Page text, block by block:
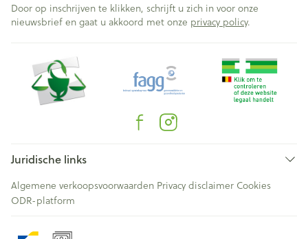
Door op inschrijven te klikken, schrijft u zich in voor onze
nieuwsbrief en gaat u akkoord met onze privacy policy.
Juridische links
Algemene verkoopsvoorwaarden Privacy disclaimer Cookies
ODR-platform